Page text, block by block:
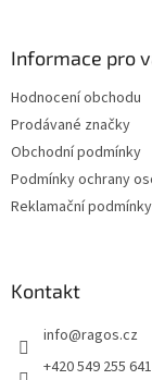
Informace pro
Hodnocení obchodu
Prodávané značky
Obchodní podmínky
Podmínky ochrany
Reklamační podmínky
Kontakt
info@ragos.cz
+420 549 255 641